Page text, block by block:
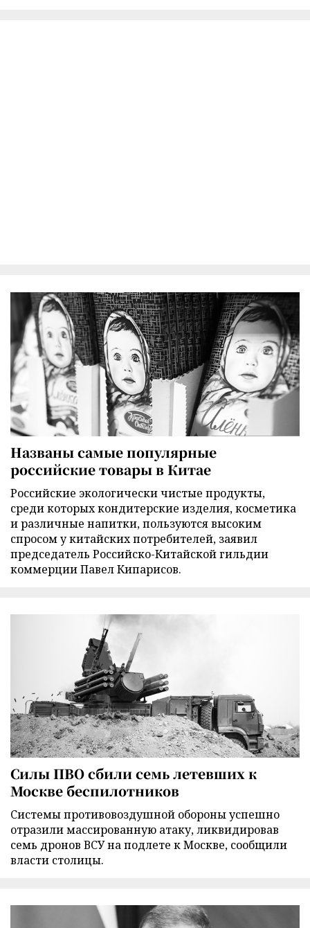
Названы самые популярные
российские товары в Китае
Российские экологически чистые продукты,
среди которых кондитерские изделия, косметика
и различные напитки, пользуются высоким
спросом у китайских потребителей, заявил
председатель Российско-Китайской гильдии
коммерции Павел Кипарисов.
Силы ПВО сбили семь летевших к
Москве беспилотников
Cистемы противовоздушной обороны успешно
отразили массированную атаку, ликвидировав
семь дронов ВСУ на подлете к Москве, сообщили
власти столицы.